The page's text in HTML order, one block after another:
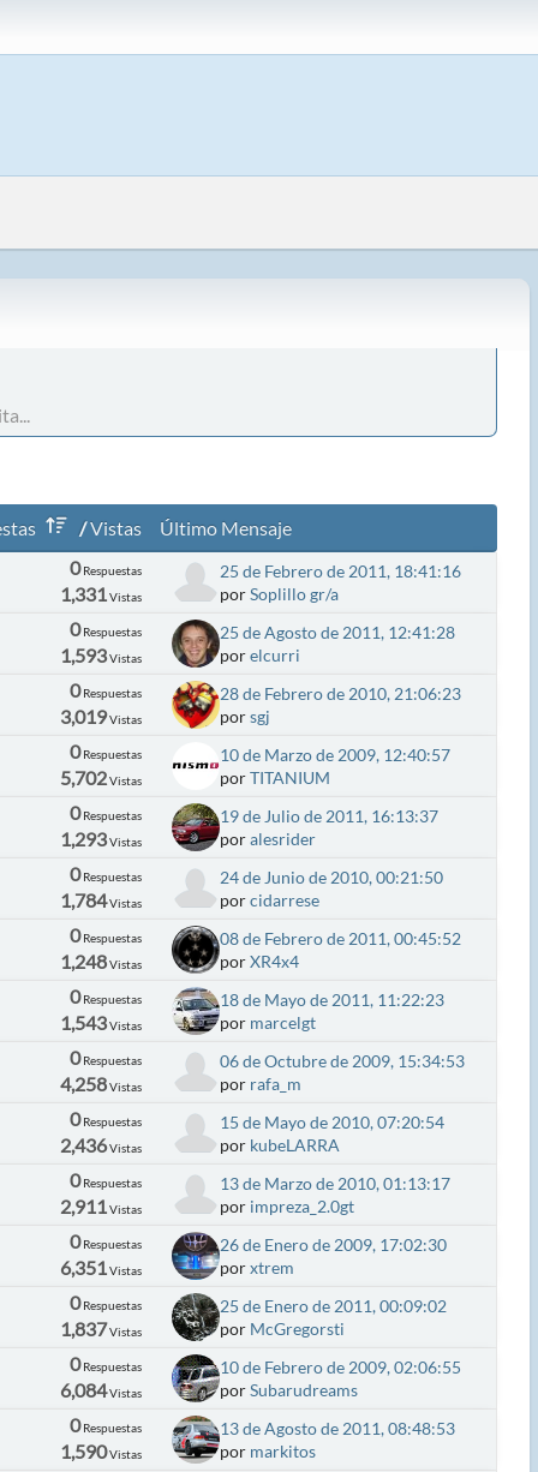
/Vistas
Último Mensaje
0Respuestas
1,331Vistas
25 de Febrero de 2011, 18:41:16
porSoplillo gr/a
0Respuestas
1,593Vistas
25 de Agosto de 2011, 12:41:28
porelcurri
0Respuestas
3,019Vistas
28 de Febrero de 2010, 21:06:23
porsgj
0Respuestas
5,702Vistas
10 de Marzo de 2009, 12:40:57
porTITANIUM
0Respuestas
1,293Vistas
19 de Julio de 2011, 16:13:37
poralesrider
0Respuestas
1,784Vistas
24 de Junio de 2010, 00:21:50
porcidarrese
0Respuestas
1,248Vistas
08 de Febrero de 2011, 00:45:52
porXR4x4
0Respuestas
1,543Vistas
18 de Mayo de 2011, 11:22:23
por marcelgt
0Respuestas
4,258Vistas
06 de Octubre de 2009, 15:34:53
por rafa_m
0Respuestas
2,436Vistas
15 de Mayo de 2010, 07:20:54
por kubeLARRA
0Respuestas
2,911Vistas
13 de Marzo de 2010, 01:13:17
por impreza_2.0gt
0Respuestas
6,351Vistas
26 de Enero de 2009, 17:02:30
porxtrem
0Respuestas
1,837Vistas
25 de Enero de 2011, 00:09:02
por McGregorsti
0Respuestas
6,084Vistas
10 de Febrero de 2009, 02:06:55
porSubarudreams
0Respuestas
1,590Vistas
13 de Agosto de 2011, 08:48:53
por markitos